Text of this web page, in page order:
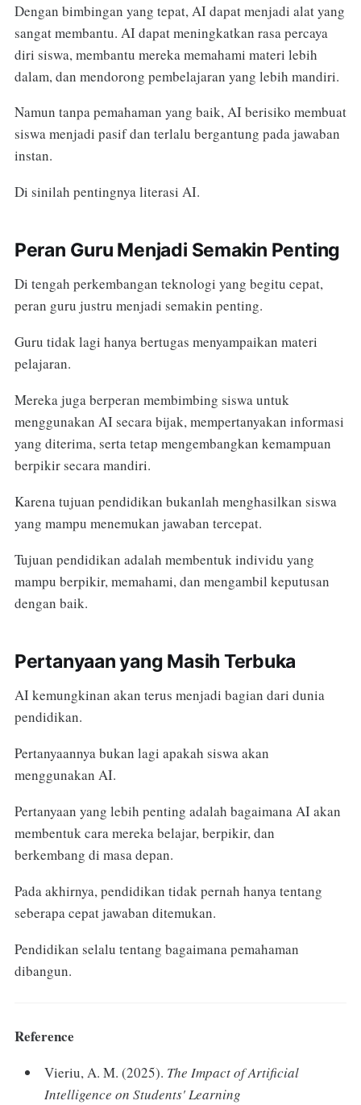
Dengan bimbingan yang tepat, AI dapat menjadi alat yang
sangat membantu. AI dapat meningkatkan rasa percaya
diri siswa, membantu mereka memahami materi lebih
dalam, dan mendorong pembelajaran yang lebih mandiri.
Namun tanpa pemahaman yang baik, AI berisiko membuat
siswa menjadi pasif dan terlalu bergantung pada jawaban
instan.
Di sinilah pentingnya literasi AI.
Peran Guru Menjadi Semakin Penting
Di tengah perkembangan teknologi yang begitu cepat,
peran guru justru menjadi semakin penting.
Guru tidak lagi hanya bertugas menyampaikan materi
pelajaran.
Mereka juga berperan membimbing siswa untuk
menggunakan AI secara bijak, mempertanyakan informasi
yang diterima, serta tetap mengembangkan kemampuan
berpikir secara mandiri.
Karena tujuan pendidikan bukanlah menghasilkan siswa
yang mampu menemukan jawaban tercepat.
Tujuan pendidikan adalah membentuk individu yang
mampu berpikir, memahami, dan mengambil keputusan
dengan baik.
Pertanyaan yang Masih Terbuka
AI kemungkinan akan terus menjadi bagian dari dunia
pendidikan.
Pertanyaannya bukan lagi apakah siswa akan
menggunakan AI.
Pertanyaan yang lebih penting adalah bagaimana AI akan
membentuk cara mereka belajar, berpikir, dan
berkembang di masa depan.
Pada akhirnya, pendidikan tidak pernah hanya tentang
seberapa cepat jawaban ditemukan.
Pendidikan selalu tentang bagaimana pemahaman
dibangun.
Reference
Vieriu, A. M. (2025). The Impact of Artificial
Intelligence on Students' Learning